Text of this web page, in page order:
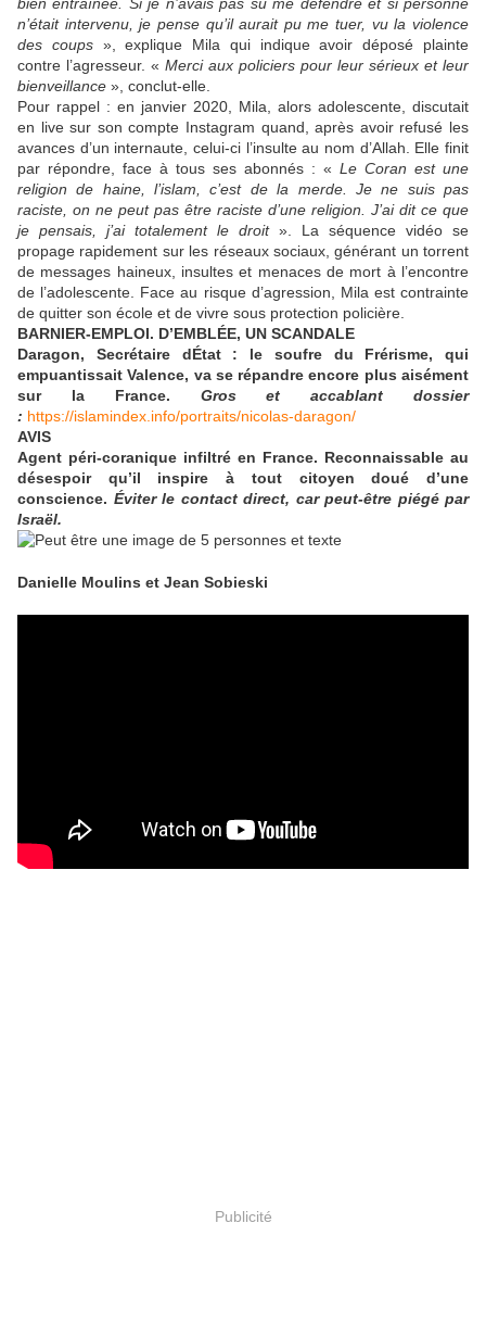
n’était intervenu, je pense qu’il aurait pu me tuer, vu la violence
des coups», explique Mila qui indique avoir déposé plainte
contre l’agresseur. « Merci aux policiers pour leur sérieux et leur
bienveillance », conclut-elle.
Pour rappel : en janvier 2020, Mila, alors adolescente, discutait
en live sur son compte Instagram quand, après avoir refusé les
avances d’un internaute, celui-ci l’insulte au nom d’Allah. Elle finit
par répondre, face à tous ses abonnés : « Le Coran est une
religion de haine, l’islam, c’est de la merde. Je ne suis pas
raciste, on ne peut pas être raciste d’une religion. J’ai dit ce que
je pensais, j’ai totalement le droit». La séquence vidéo se
propage rapidement sur les réseaux sociaux, générant un torrent
de messages haineux, insultes et menaces de mort à l’encontre
de l’adolescente. Face au risque d’agression, Mila est contrainte
de quitter son école et de vivre sous protection policière.
BARNIER-EMPLOI. D’EMBLÉE, UN SCANDALE
Daragon, Secrétaire dÉtat : le soufre du Frérisme, qui
empuantissait Valence, va se répandre encore plus aisément
sur la France.
Gros et accablant dossier
: https://islamindex.info/portraits/nicolas-daragon/
AVIS
Agent péri-coranique infiltré en France. Reconnaissable au
désespoir qu’il inspire à tout citoyen doué d’une
conscience. Éviter le contact direct, car peut-être piégé par
Israël.
Danielle Moulins et Jean Sobieski
Publicité